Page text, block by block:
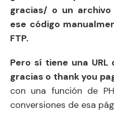
gracias/ o un
ese código
FTP.
Pero sí tiene una
gracias o thank you
con una función de
conversiones de esa